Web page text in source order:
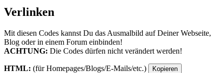
Verlinken
Mit diesen Codes kannst Du das Ausmalbild auf Deiner Webseite,
Blog oder in einem Forum einbinden!
ACHTUNG: Die Codes dürfen nicht verändert werden!
HTML: (für Homepages/Blogs/E-Mails/etc.) Kopieren